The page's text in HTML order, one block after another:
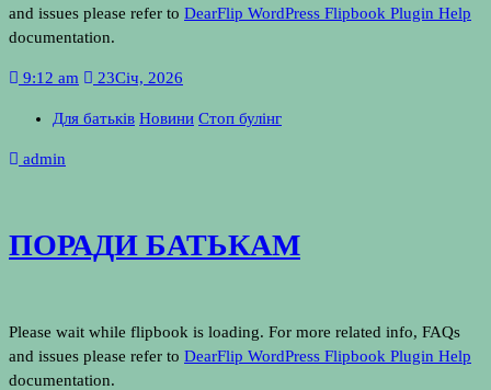
and issues please refer to DearFlip WordPress Flipbook Plugin Help
documentation.
9:12 am 23Січ, 2026
Для батьків Новини Стоп булінг
admin
ПОРАДИ БАТЬКАМ
Please wait while flipbook is loading. For more related info, FAQs
and issues please refer to DearFlip WordPress Flipbook Plugin Help
documentation.